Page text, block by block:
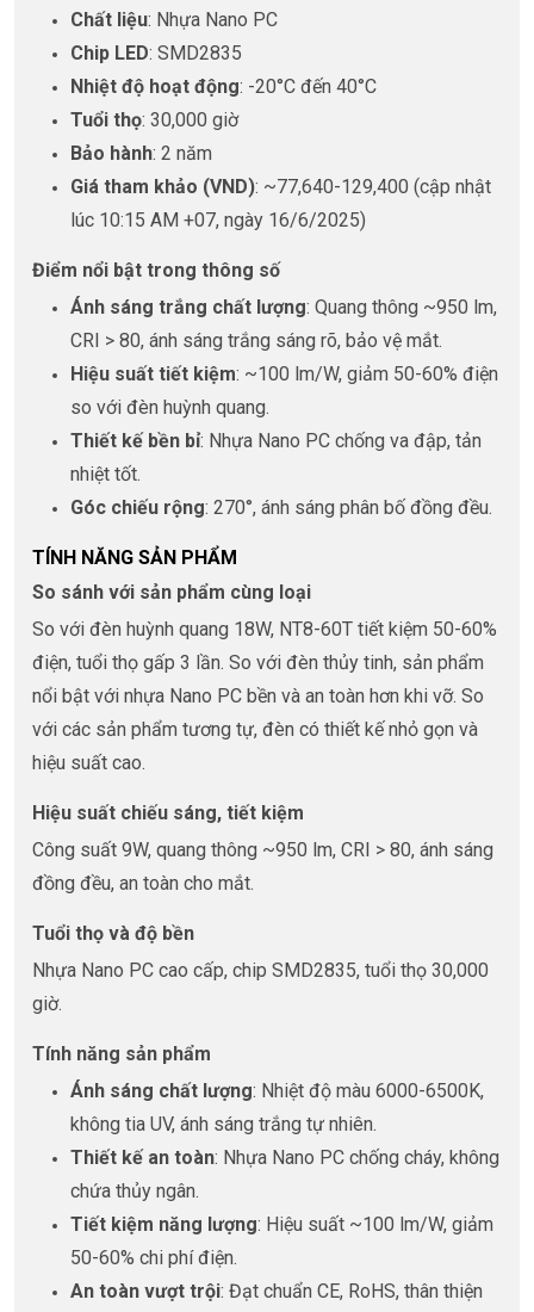
Chất liệu: Nhựa Nano PC
Chip LED: SMD2835
Nhiệt độ hoạt động: -20°C đến 40°C
Tuổi thọ: 30,000 giờ
Bảo hành: 2 năm
Giá tham khảo (VND): ~77,640-129,400 (cập nhật
lúc 10:15 AM +07, ngày 16/6/2025)
Điểm nổi bật trong thông số
Ánh sáng trắng chất lượng: Quang thông ~950 lm,
CRI > 80, ánh sáng trắng sáng rõ, bảo vệ mắt.
Hiệu suất tiết kiệm: ~100 lm/W, giảm 50-60% điện
so với đèn huỳnh quang.
Thiết kế bền bỉ: Nhựa Nano PC chống va đập, tản
nhiệt tốt.
Góc chiếu rộng: 270°, ánh sáng phân bố đồng đều.
TÍNH NĂNG SẢN PHẨM
So sánh với sản phẩm cùng loại
So với đèn huỳnh quang 18W, NT8-60T tiết kiệm 50-60%
điện, tuổi thọ gấp 3 lần. So với đèn thủy tinh, sản phẩm
nổi bật với nhựa Nano PC bền và an toàn hơn khi vỡ. So
với các sản phẩm tương tự, đèn có thiết kế nhỏ gọn và
hiệu suất cao.
Hiệu suất chiếu sáng, tiết kiệm
Công suất 9W, quang thông ~950 lm, CRI > 80, ánh sáng
đồng đều, an toàn cho mắt.
Tuổi thọ và độ bền
Nhựa Nano PC cao cấp, chip SMD2835, tuổi thọ 30,000
giờ.
Tính năng sản phẩm
Ánh sáng chất lượng: Nhiệt độ màu 6000-6500K,
không tia UV, ánh sáng trắng tự nhiên.
Thiết kế an toàn: Nhựa Nano PC chống cháy, không
chứa thủy ngân.
Tiết kiệm năng lượng: Hiệu suất ~100 lm/W, giảm
50-60% chi phí điện.
An toàn vượt trội: Đạt chuẩn CE, RoHS, thân thiện